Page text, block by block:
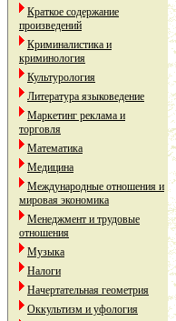
Краткое содержание
произведений
Криминалистика и
криминология
Культурология
Литература языковедение
Маркетинг реклама и
торговля
Математика
Медицина
Международные отношения и
мировая экономика
Менеджмент и трудовые
отношения
Музыка
Налоги
Начертательная геометрия
Оккультизм и уфология